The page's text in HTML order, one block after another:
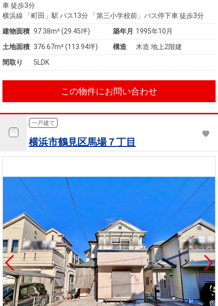
車 徒歩3分
横浜線 「町田」駅 バス13分 「第三小学校前」バス停下車 徒歩3分
建物面積 97.38m² (29.45坪) 築年月
1995年10月
土地面積 376.67m² (113.94坪) 構造
木造 地上2階建
間取り
5LDK
この物件にお問い合わせ
一戸建て
横浜市鶴見区馬場７丁目